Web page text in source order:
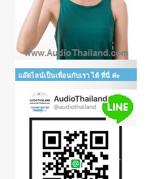
แอ๊ดไลน์เป็นเพื่อนกับเรา ได้ ที่นี่ ค่ะ